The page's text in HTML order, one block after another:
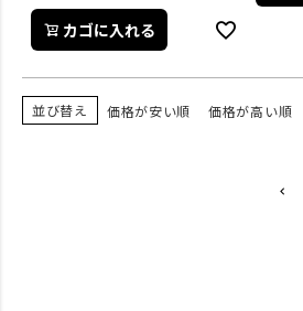
カゴに入れる
並び替え 価格が安い順 価格が高い順